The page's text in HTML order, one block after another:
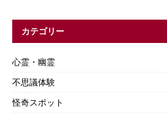
カテゴリー
心霊・幽霊
不思議体験
怪奇スポット